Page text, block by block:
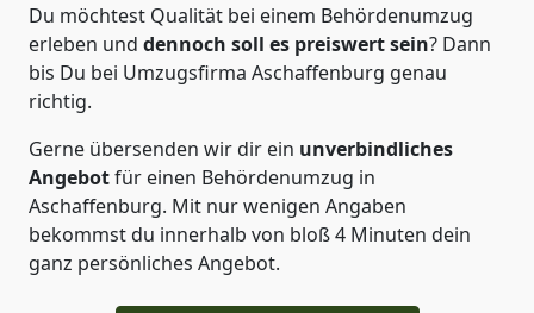
Du möchtest Qualität bei einem Behördenumzug
erleben und dennoch soll es preiswertsein? Dann
bis Du bei Umzugsfirma Aschaffenburg genau
richtig.
Gerne übersenden wir dir ein unverbindliches
Angebotfür einen Behördenumzug in
Aschaffenburg. Mit nur wenigen Angaben
bekommst du innerhalb von bloß 4 Minuten dein
ganz persönliches Angebot.